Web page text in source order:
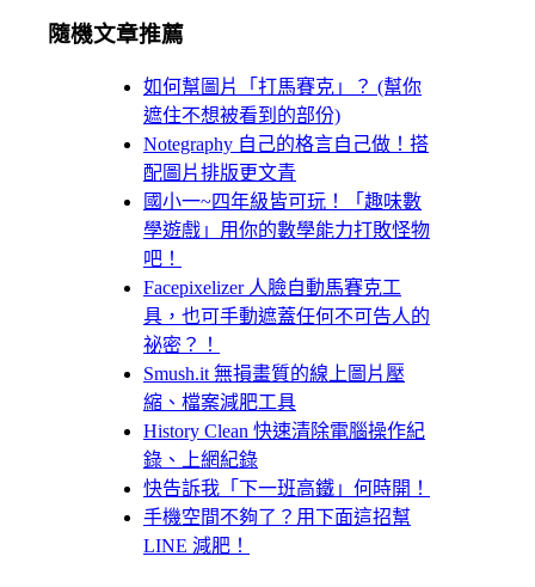
隨機文章推薦
如何幫圖片「打馬賽克」？ (幫你
遮住不想被看到的部份)
Notegraphy 自己的格言自己做！搭
配圖片排版更文青
國小一~四年級皆可玩！「趣味數
學遊戲」用你的數學能力打敗怪物
吧！
Facepixelizer 人臉自動馬賽克工
具，也可手動遮蓋任何不可告人的
祕密？！
Smush.it 無損畫質的線上圖片壓
縮、檔案減肥工具
History Clean 快速清除電腦操作紀
錄、上網紀錄
快告訴我「下一班高鐵」何時開！
手機空間不夠了？用下面這招幫
LINE 減肥！